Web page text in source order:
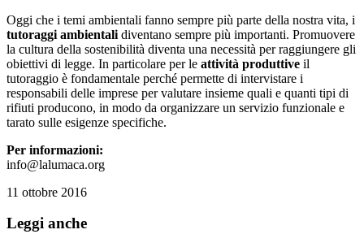
Oggi che i temi ambientali fanno sempre più parte della nostra vita, i
tutoraggi ambientali diventano sempre più importanti. Promuovere
la cultura della sostenibilità diventa una necessità per raggiungere gli
obiettivi di legge. In particolare per le attività produttive il
tutoraggio è fondamentale perché permette di intervistare i
responsabili delle imprese per valutare insieme quali e quanti tipi di
rifiuti producono, in modo da organizzare un servizio funzionale e
tarato sulle esigenze specifiche.
Per informazioni:
info@lalumaca.org
11 ottobre 2016
Leggi anche